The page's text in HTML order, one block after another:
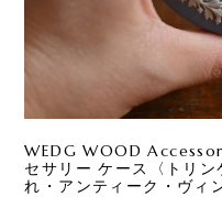
WEDG WOOD
セサリー ケース〈トリン
れ・アンティーク・ヴィ